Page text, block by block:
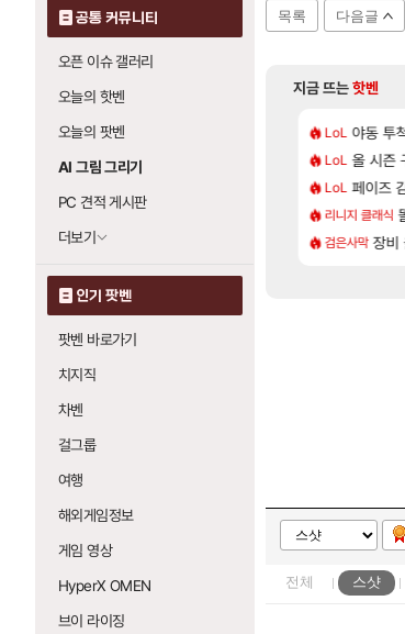
공통 커뮤니티
오픈 이슈 갤러리
오늘의 핫벤
오늘의 팟벤
AI 그림 그리기
PC 견적 게시판
더보기
인기 팟벤
팟벤 바로가기
치지직
차벤
걸그룹
여행
해외게임정보
게임 영상
HyperX OMEN
브이 라이징
목록 다음글
지금 뜨는핫벤
온거 10추 하니 올리자
저격했습니다! [106]
로 쓰는 인방 하꼬 스트리머 박제합니다.
삼색화채 찐1등 떳냐 ㅅㅅㅅ
LoL 야동 투
LoL 올 시즌
LoL 페이즈
리니지 클래식
검은사막 장비
이쁜곳이 많은것 같습니다
크드 1.06 패치노트 (8/5)
가 압박, 메인보드값 오르나
3사, 2027년 생산분 완판?
아스오라
아스오라
아스오라
비스트 모
명조 스누
전체 스샷